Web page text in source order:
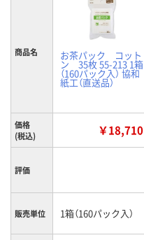
商品名 お茶パック コット
ン 35枚 55-213 1箱
（160パック入） 協和
紙工（直送品）
価格
(税込)
￥18,710
評価
販売単位 1箱（160パック入）